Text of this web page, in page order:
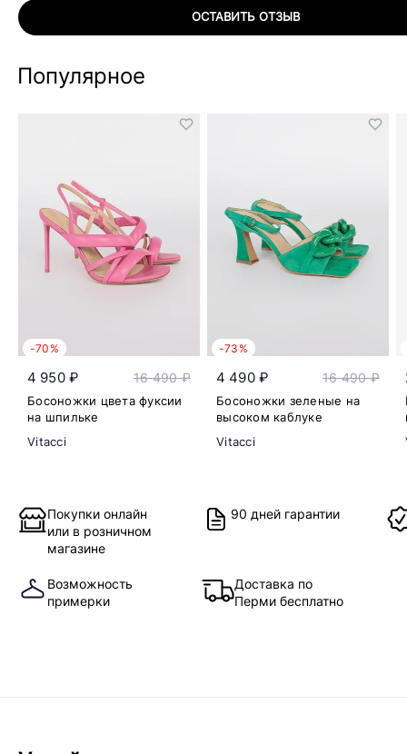
ОСТАВИТЬ ОТЗЫВ
Популярное
-70%
4 950 ₽ 16 490 ₽
Босоножки цвета фуксии
на шпильке
Vitacci
-73%
4 490 ₽ 16 490 ₽
Босоножки зеленые на
высоком каблуке
Vitacci
Покупки онлайн
или в розничном
магазине
90 дней гарантии
Возможность
примерки
Доставка по
Перми бесплатно